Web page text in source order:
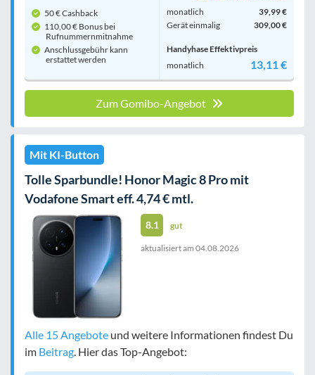
50 € Cashback
110,00 € Bonus bei
Rufnummern­mitnahme
Anschlussgebühr kann
erstattet werden
monatlich
39,99 €
Gerät einmalig
309,00 €
Handyhase Effektivpreis
monatlich
13,11 €
Zum Gomibo-Angebot
Mit KI-Button
Tolle Sparbundle! Honor Magic 8 Pro mit
Vodafone Smart eff. 4,74 € mtl.
8.1 gut
aktualisiert am 04.08.2026
Alle 15 Angebote und weitere Informationen findest Du
im Beitrag . Hier das Top-Angebot: